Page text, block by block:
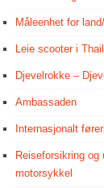
Måleenhet for
Leie scooter i
Djevelrokke –
Ambassaden
Internasjonalt
Reiseforsikring og
motorsykkel